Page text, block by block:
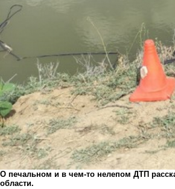
О печальном и в чем-то нелепом ДТП
области.